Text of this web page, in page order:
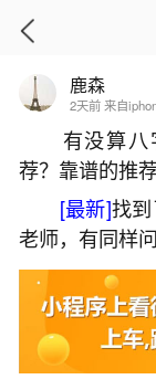
首页
生活中像
问题，但是
就这个问题给
鹿森
2天前 来自
有没算八
荐？靠谱的推
[最新]找
老师，有同样